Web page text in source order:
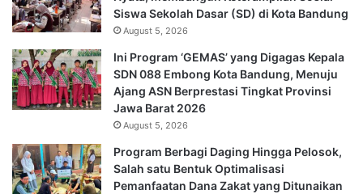
Siswa Sekolah Dasar (SD) di Kota Bandung
August 5, 2026
Ini Program ‘GEMAS’ yang Digagas Kepala
SDN 088 Embong Kota Bandung, Menuju
Ajang ASN Berprestasi Tingkat Provinsi
Jawa Barat 2026
August 5, 2026
Program Berbagi Daging Hingga Pelosok,
Salah satu Bentuk Optimalisasi
Pemanfaatan Dana Zakat yang Ditunaikan